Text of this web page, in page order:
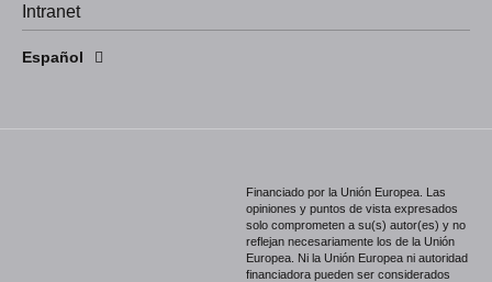
Intranet
Español
English
Português
Financiado por la Unión Europea. Las
opiniones y puntos de vista expresados
solo comprometen a su(s) autor(es) y no
reflejan necesariamente los de la Unión
Europea. Ni la Unión Europea ni autoridad
financiadora pueden ser considerados